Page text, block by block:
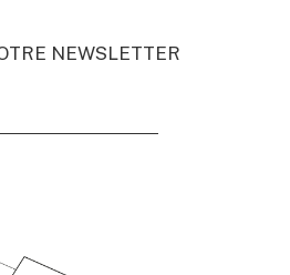
NEWSLETTER